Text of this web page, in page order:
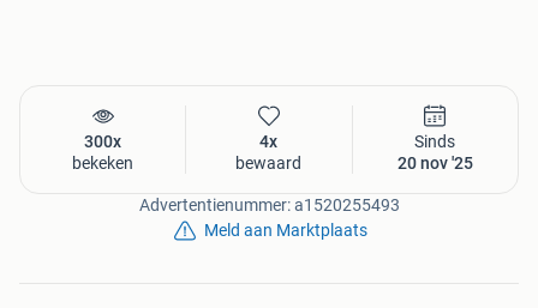
300x
bekeken
4x
bewaard
Sinds
20 nov '25
Advertentienummer: a1520255493
Meld aan Marktplaats